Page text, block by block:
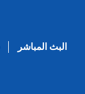
البث المباشر